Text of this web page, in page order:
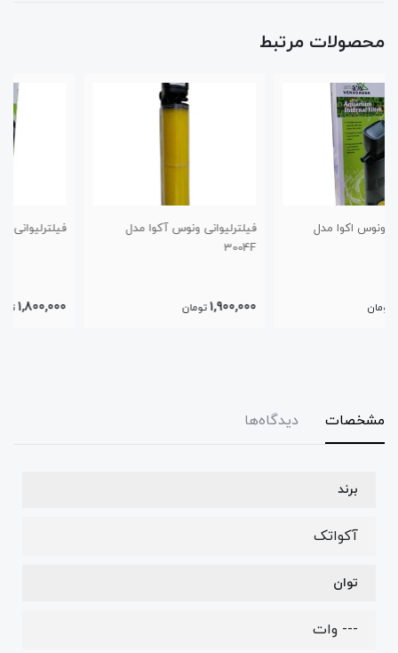
محصولات مرتبط
فیلترلیوانی ونوس آکوا مدل
فیلترلیوانی ونوس اکوا مدل 6007F
مشخصات دیدگاه‌ها
برند
آکواتک
توان
--- وات